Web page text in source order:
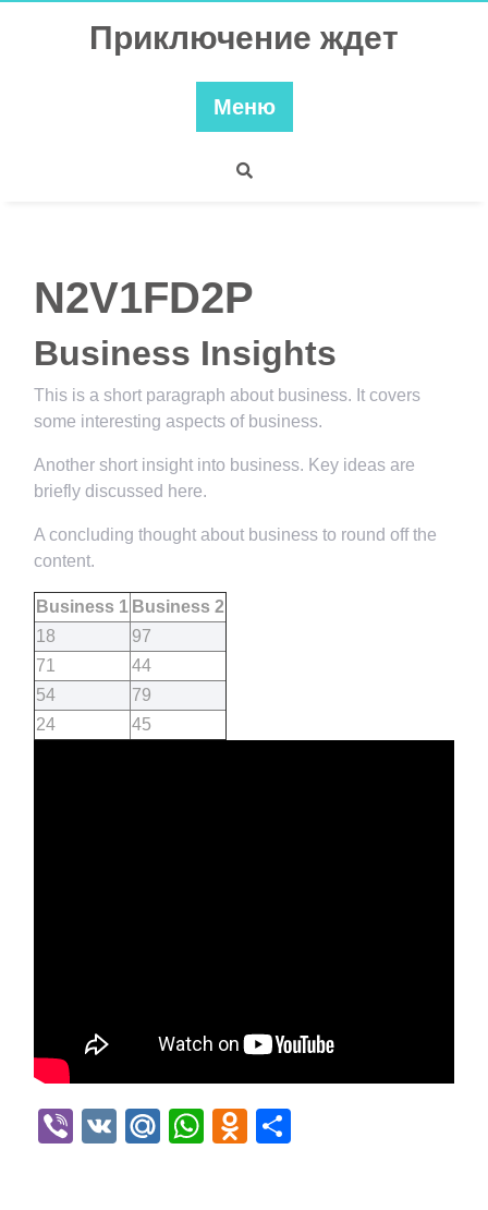
Приключение ждет
Меню
N2V1FD2P
Business Insights
This is a short paragraph about business. It covers
some interesting aspects of business.
Another short insight into business. Key ideas are
briefly discussed here.
A concluding thought about business to round off the
content.
Business 1 Business 2
18
97
71
44
54
79
24
45
Viber
VK Mail.Ru
WhatsApp
Odnoklassniki